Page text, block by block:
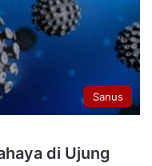
Sanus
di Ujung